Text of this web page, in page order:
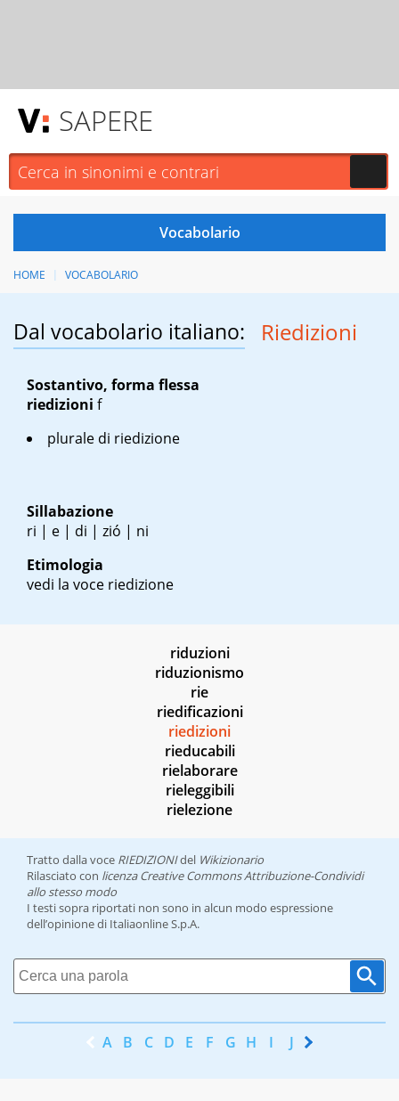
SAPERE
HOME VOCABOLARIO
Dal vocabolario italiano: Riedizioni
Sostantivo, forma flessa
riedizioni f
plurale di riedizione
Sillabazione
ri | e | di | zió | ni
Etimologia
vedi la voce riedizione
riduzioni
riduzionismo
rie
riedificazioni
riedizioni
rieducabili
rielaborare
rieleggibili
rielezione
Tratto dalla voce RIEDIZIONIdel Wikizionario
Rilasciato con licenza Creative Commons Attribuzione-Condividi
allo stesso modo
I testi sopra riportati non sono in alcun modo espressione
dell’opinione di Italiaonline S.p.A.
A B C D E F G H I J K